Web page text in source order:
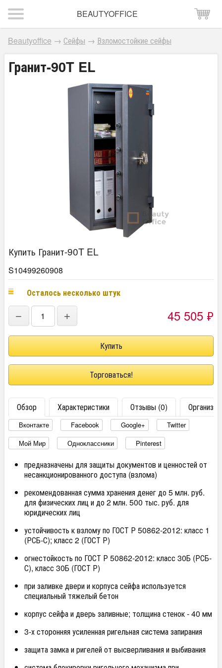
BEAUTYOFFICE
Beautyoffice → Сейфы → Взломостойкие сейфы
Гранит-90T EL
Купить Гранит-90T EL
S10499260908
Осталось несколько штук
− + 45 505 ₽
Торговаться!
Обзор Характеристики Отзывы (0)
Вконтакте Facebook Google+
Twitter
Мой Мир
Одноклассники Pinterest
предназначены для защиты документов и ценностей от
несанкционированного доступа (взлома)
рекомендованная сумма хранения денег до 5 млн. руб.
для физических лиц и до 2 млн. 500 тыс. руб. для
юридических лиц
устойчивость к взлому по ГОСТ Р 50862-2012: класс 1
(РСБ-С); класс 2 (ГОСТ Р)
огнестойкость по ГОСТ Р 50862-2012: класс 30Б (РСБ-
С), класс 30Б (ГОСТ Р)
при заливке двери и корпуса сейфа используется
специальный тяжелый бетон
корпус сейфа и дверь заливные; толщина стенок - 40 мм
3-х сторонняя усиленная ригельная система запирания
защита замка и ригелей от высверливания и выбивания